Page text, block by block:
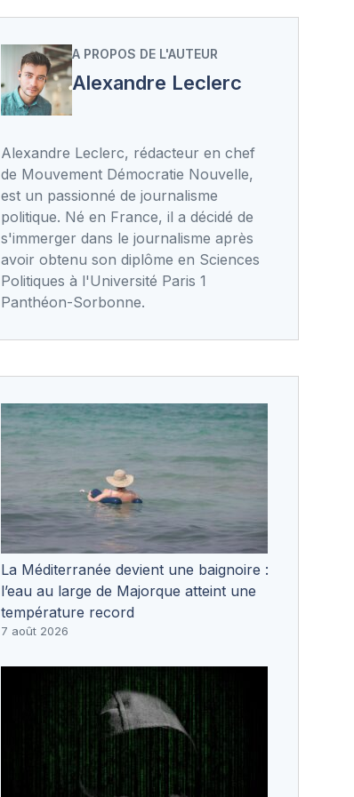
A PROPOS DE L'AUTEUR
Alexandre Leclerc
Alexandre Leclerc, rédacteur en chef
de Mouvement Démocratie Nouvelle,
est un passionné de journalisme
politique. Né en France, il a décidé de
s'immerger dans le journalisme après
avoir obtenu son diplôme en Sciences
Politiques à l'Université Paris 1
Panthéon-Sorbonne.
La Méditerranée devient une baignoire :
l’eau au large de Majorque atteint une
température record
7 août 2026